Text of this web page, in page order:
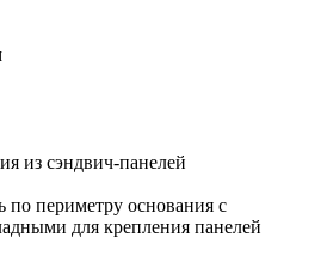
из сэндвич-панелей
периметру основания с
для крепления панелей